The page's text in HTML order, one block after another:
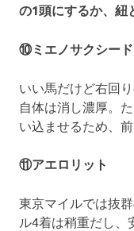
の1頭にするか、紐
⑩ミエノサクシード
いい馬だけど右回
自体は消し濃厚。
い込ませるため、
⑪アエロリット
東京マイルでは抜
ル4着は稍重だし、